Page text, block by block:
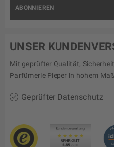
ABONNIEREN
UNSER
Mit geprüfter Qualität,
Parfümerie Pieper in hohem
Geprüfter Datenschutz